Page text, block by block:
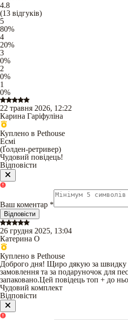
4.8
(13 відгуків)
5
80%
4
20%
3
0%
2
0%
1
0%
22 травня 2026, 12:22
Карина Гаріфуліна
Куплено в Pethouse
Есмі
(Ґолден-ретривер)
Чудовий повідець!
Відповісти
Ваш коментар *
Відповісти
26 грудня 2025, 13:04
Катерина О
Куплено в Pethouse
Доброго дня! Щиро дякую за швидку
замовлення та за подаруночок для
запаковано.Цей повідець топ + до
Чудовий комплект
Відповісти